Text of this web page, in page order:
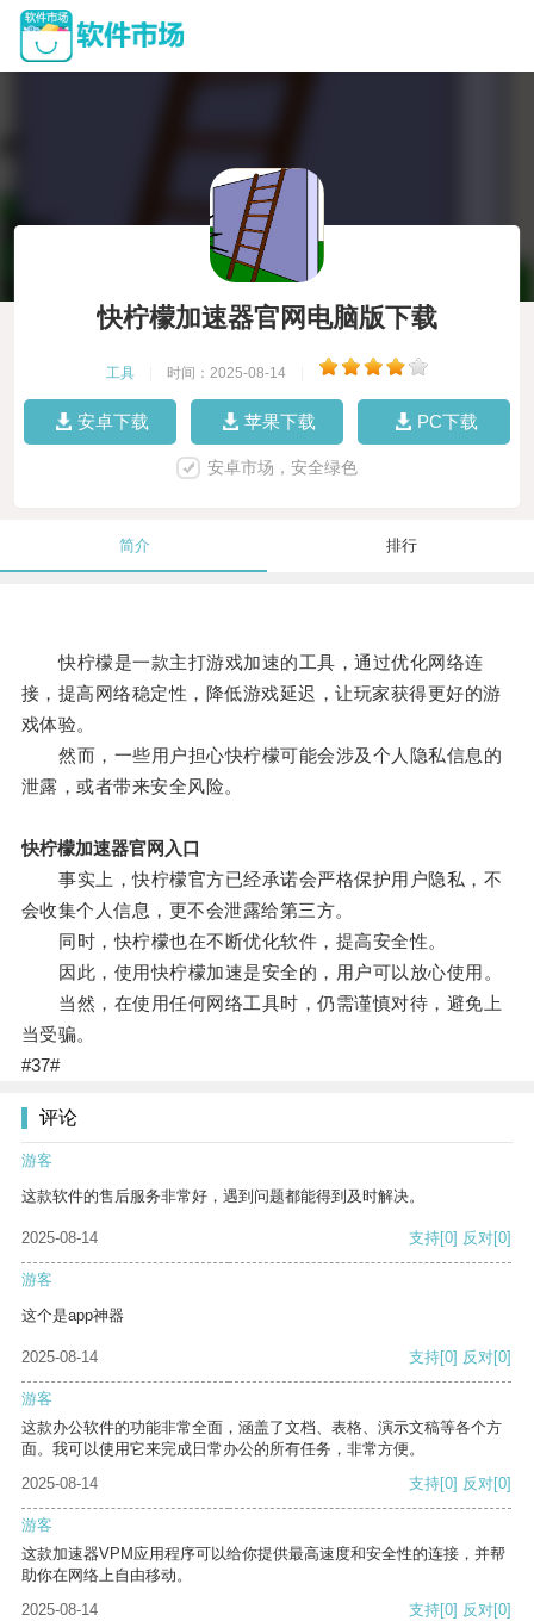
快柠檬加速器官网电脑版下载
工具 时间：2025-08-14
安卓下载 苹果下载 PC下载
安卓市场，安全绿色
简介 排行
快柠檬是一款主打游戏加速的工具，通过优化网络连
接，提高网络稳定性，降低游戏延迟，让玩家获得更好的游
戏体验。
然而，一些用户担心快柠檬可能会涉及个人隐私信息的
泄露，或者带来安全风险。
快柠檬加速器官网入口
事实上，快柠檬官方已经承诺会严格保护用户隐私，不
会收集个人信息，更不会泄露给第三方。
同时，快柠檬也在不断优化软件，提高安全性。
因此，使用快柠檬加速是安全的，用户可以放心使用。
当然，在使用任何网络工具时，仍需谨慎对待，避免上
当受骗。
#37#
评论
游客
这款软件的售后服务非常好，遇到问题都能得到及时解决。
2025-08-14 支持[0] 反对[0]
游客
这个是app神器
2025-08-14 支持[0] 反对[0]
游客
这款办公软件的功能非常全面，涵盖了文档、表格、演示文稿等各个方
面。我可以使用它来完成日常办公的所有任务，非常方便。
2025-08-14
支持[0] 反对[0]
游客
这款加速器VPM应用程序可以给你提供最高速度和安全性的连接，并帮
助你在网络上自由移动。
2025-08-14
支持[0] 反对[0]